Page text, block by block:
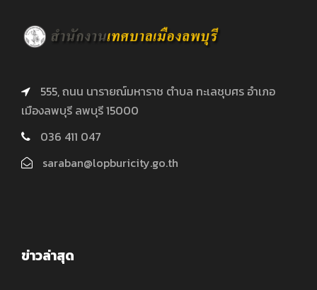
555, ถนน นารายณ์มหาราช ตำบล ทะเลชุบศร อำเภอ
เมืองลพบุรี ลพบุรี 15000
036 411 047
saraban@lopburicity.go.th
ข่าวล่าสุด